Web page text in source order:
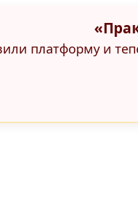
платформу и